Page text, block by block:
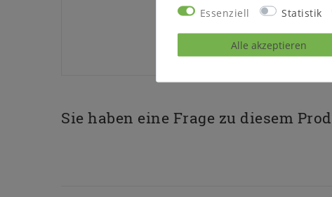
Sie haben eine Frage zu diesem
Essenziell Statistik
Alle akzeptieren